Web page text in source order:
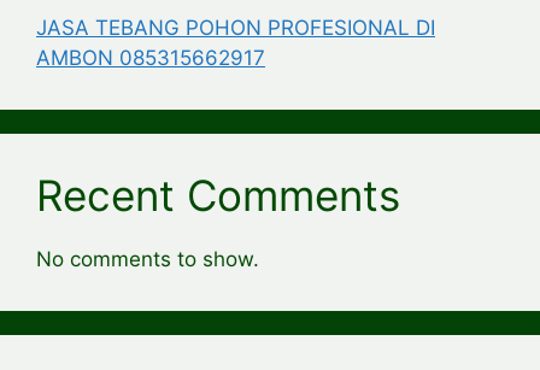
JASA TEBANG POHON PROFESIONAL DI
AMBON 085315662917
Recent Comments
No comments to show.